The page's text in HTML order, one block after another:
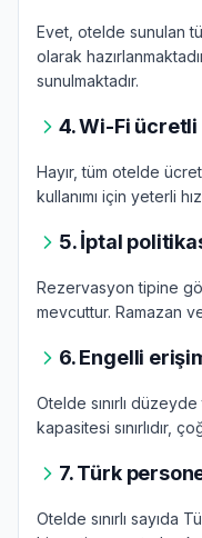
Evet, otelde sunulan
olarak
sunulmaktadır.
4. Wi-Fi ücretli
Hayır, tüm otelde
kullanımı için yeterli
5. İptal
Rezervasyon tipine
mevcuttur. Ramazan
6. Engelli
Otelde sınırlı
kapasitesi sınırlıdır,
7. Türk
Otelde sınırlı sayıda